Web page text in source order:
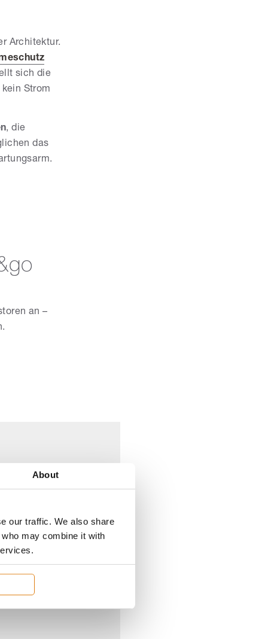
About
our traffic. We also share
may combine it with
Architektur.
sich die
Strom
, die
das
an –
Marketing &